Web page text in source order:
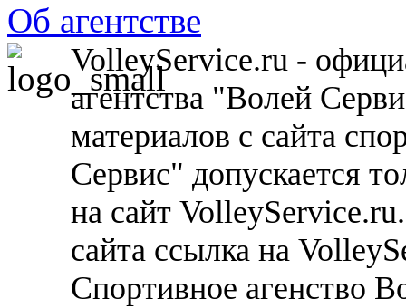
Об агентстве
VolleyService.ru -
агентства "Волей
материалов с сайта
Сервис" допускается
на сайт
сайта ссылка на
Спортивное агенство